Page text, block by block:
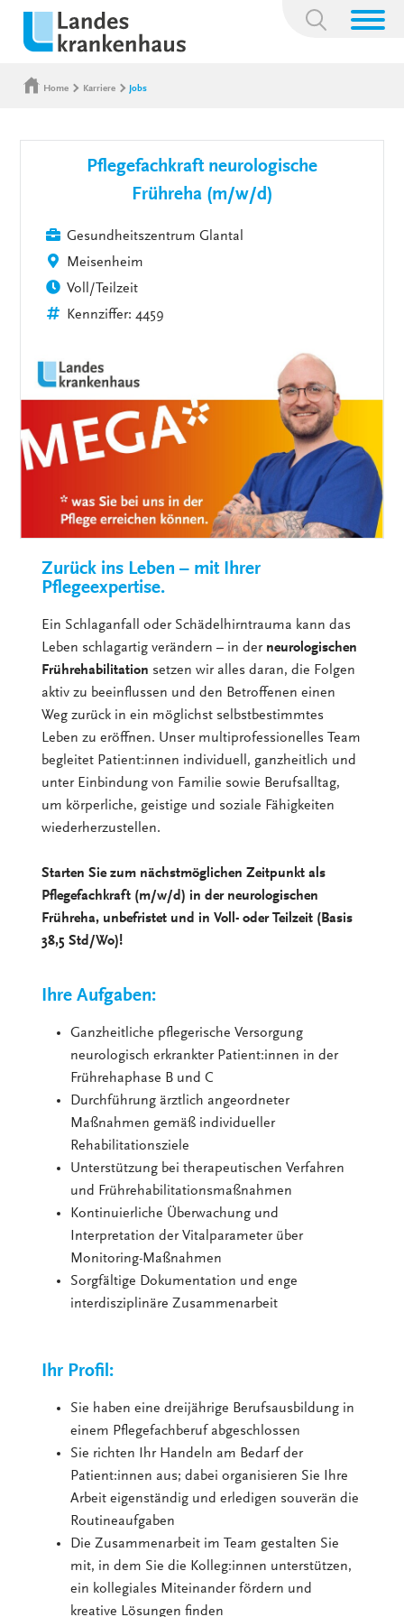
Suchbegriff:
Home Karriere Jobs
Pflegefachkraft neurologische
Frühreha (m/w/d)
Gesundheitszentrum Glantal
Meisenheim
Voll/Teilzeit
Kennziffer: 4459
Zurück ins Leben – mit Ihrer
Pflegeexpertise.
Ein Schlaganfall oder Schädelhirntrauma kann das
Leben schlagartig verändern – in der neurologischen
Frührehabilitation setzen wir alles daran, die Folgen
aktiv zu beeinflussen und den Betroffenen einen
Weg zurück in ein möglichst selbstbestimmtes
Leben zu eröffnen. Unser multiprofessionelles Team
begleitet Patient:innen individuell, ganzheitlich und
unter Einbindung von Familie sowie Berufsalltag,
um körperliche, geistige und soziale Fähigkeiten
wiederherzustellen.
Starten Sie zum nächstmöglichen Zeitpunkt als
Pflegefachkraft (m/w/d) in der neurologischen
Frühreha, unbefristet und in Voll- oder Teilzeit (Basis
38,5 Std/Wo)!
Ihre Aufgaben:
Ganzheitliche pflegerische Versorgung
neurologisch erkrankter Patient:innen in der
Frührehaphase B und C
Durchführung ärztlich angeordneter
Maßnahmen gemäß individueller
Rehabilitationsziele
Unterstützung bei therapeutischen Verfahren
und Frührehabilitationsmaßnahmen
Kontinuierliche Überwachung und
Interpretation der Vitalparameter über
Monitoring-Maßnahmen
Sorgfältige Dokumentation und enge
interdisziplinäre Zusammenarbeit
Ihr Profil:
Sie haben eine dreijährige Berufsausbildung in
einem Pflegefachberuf abgeschlossen
Sie richten Ihr Handeln am Bedarf der
Patient:innen aus; dabei organisieren Sie Ihre
Arbeit eigenständig und erledigen souverän die
Routineaufgaben
Die Zusammenarbeit im Team gestalten Sie
mit, in dem Sie die Kolleg:innen unterstützen,
ein kollegiales Miteinander fördern und
kreative Lösungen finden